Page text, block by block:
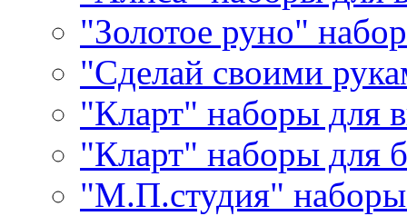
"Золотое руно"
"Сделай своими
"Кларт" наборы для
"Кларт" наборы для
"М.П.студия"